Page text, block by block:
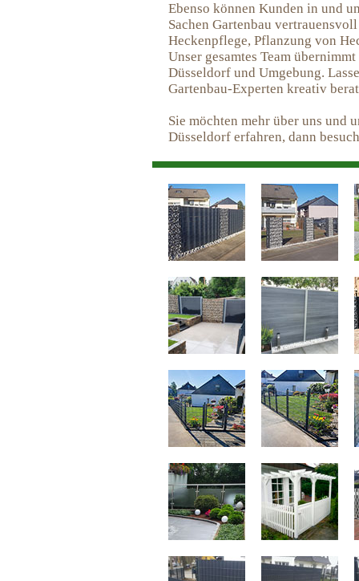
Ebenso können Kunden in und
Sachen Gartenbau
Heckenpflege, Pflanzung von
Unser gesamtes Team
Düsseldorf und Umgebung.
Gartenbau-Experten kreativ
Sie möchten mehr über uns und
Düsseldorf erfahren, dann